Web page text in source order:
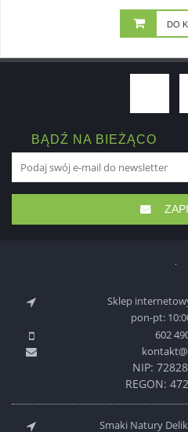
DO
BĄDŹ NA BIEŻĄCO
Sklep
pon-pt:
602
NIP:
REGON:
Smaki Natury